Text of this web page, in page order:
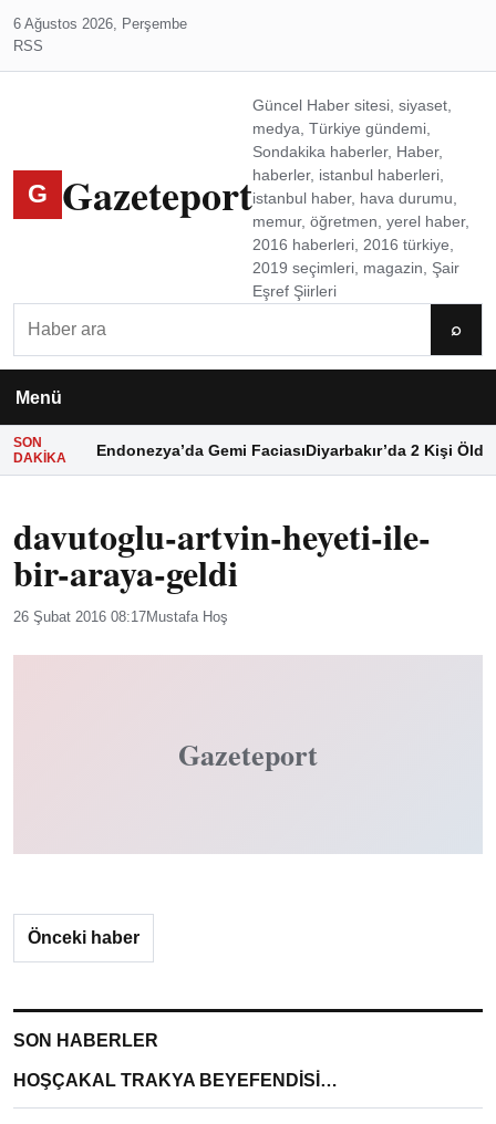
6 Ağustos 2026, Perşembe
RSS
G Gazeteport
Güncel Haber sitesi, siyaset,
medya, Türkiye gündemi,
Sondakika haberler, Haber,
haberler, istanbul haberleri,
istanbul haber, hava durumu,
memur, öğretmen, yerel haber,
2016 haberleri, 2016 türkiye,
2019 seçimleri, magazin, Şair
Eşref Şiirleri
⌕
Menü
SON
DAKIKA
Endonezya’da Gemi FaciasıDiyarbakır’da 2 Kişi Öldü
davutoglu-artvin-heyeti-ile-
bir-araya-geldi
26 Şubat 2016 08:17Mustafa Hoş
Gazeteport
Önceki haber
SON HABERLER
HOŞÇAKAL TRAKYA BEYEFENDİSİ…